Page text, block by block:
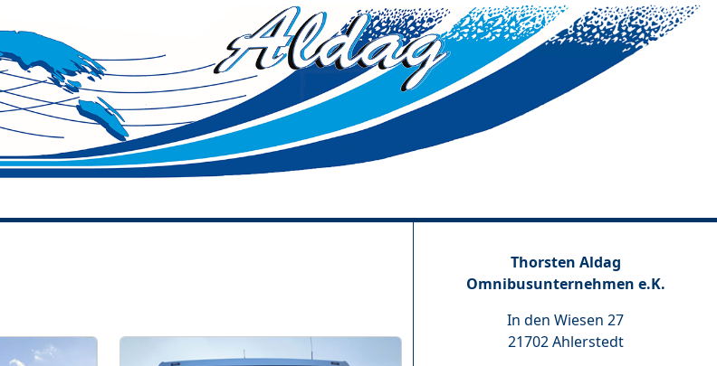
Thorsten Aldag
Omnibusunternehmen e.K.
In den Wiesen 27
21702 Ahlerstedt